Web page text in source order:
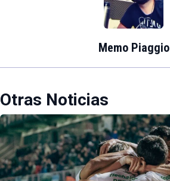
Memo Piaggio
Otras Noticias